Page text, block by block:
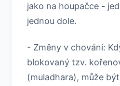
jako na houpačce -
jednou dole.
- Změny v chování:
blokovaný tzv.
(muladhara), může